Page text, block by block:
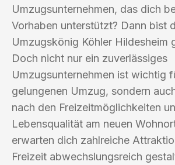
Umzugsunternehmen, das dich
Vorhaben unterstützt? Dann bist
Umzugskönig Köhler Hildesheim
Doch nicht nur ein zuverlässiges
Umzugsunternehmen ist wichtig
gelungenen Umzug, sondern
nach den Freizeitmöglichkeiten
Lebensqualität am neuen
erwarten dich zahlreiche
Freizeit abwechslungsreich